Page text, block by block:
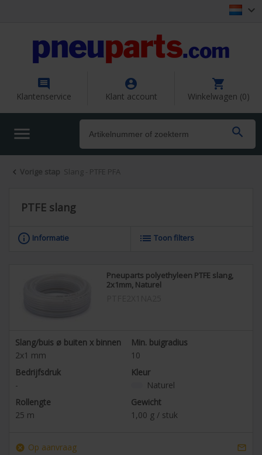


Klantenservice

Klant account

Winkelwagen (0)
 
 Vorige stap Slang - PTFE PFA
PTFE slang
info_outline Informatie list Toon filters
Pneuparts polyethyleen PTFE slang,
2x1mm, Naturel
Slang/buis ø buiten x binnen
2x1 mm
Min. buigradius
10
Bedrijfsdruk
-
Kleur
Naturel
Rollengte
25 m
Gewicht
1,00 g / stuk

cancel Op aanvraag